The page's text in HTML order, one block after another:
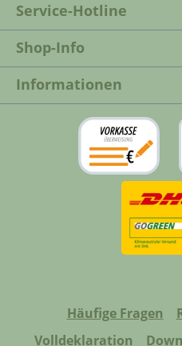
aufgrund des
„atmen“ und das
Feuchtigkeit und das
Schwinden von Holz
eine Schutzschicht,
hält und schützt. Wir
liegende, frei
Holzböden,
WPC etc. einmal
Gebindegrößen: 1
LiterProdukthinweis:
Polymer-
Plastic-
Service-Hotline
Shop-Info
Informationen
Häufige Fragen
Volldeklaration